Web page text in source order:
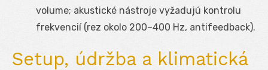
volume; akustické nástroje vyžadujú kontrolu
frekvencií (rez okolo 200–400 Hz, antifeedback).
Setup, údržba a klimatická